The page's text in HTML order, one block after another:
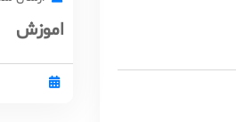
اموزش